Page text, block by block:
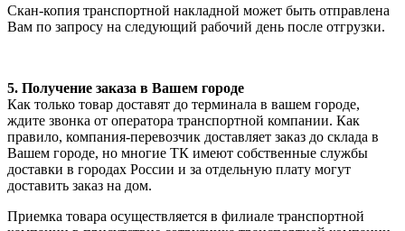
Скан-копия транспортной накладной может быть отправлена
Вам по запросу на следующий рабочий день после отгрузки.
5. Получение заказа в Вашем городе
Как только товар доставят до терминала в вашем городе,
ждите звонка от оператора транспортной компании. Как
правило, компания-перевозчик доставляет заказ до склада в
Вашем городе, но многие ТК имеют собственные службы
доставки в городах России и за отдельную плату могут
доставить заказ на дом.
Приемка товара осуществляется в филиале транспортной